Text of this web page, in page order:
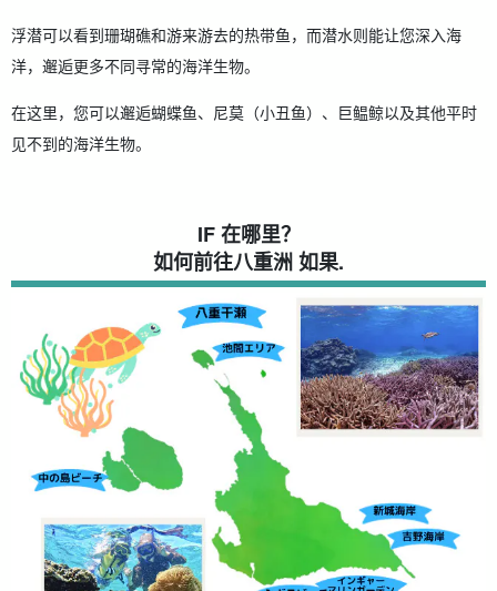
浮潜可以看到珊瑚礁和游来游去的热带鱼，而潜水则能让您深入海
洋，邂逅更多不同寻常的海洋生物。
在这里，您可以邂逅蝴蝶鱼、尼莫（小丑鱼）、巨鳁鲸以及其他平时
见不到的海洋生物。
IF 在哪里？
如何前往八重洲 如果.